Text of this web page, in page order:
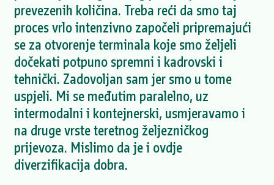
prevezenih količina. Treba reći da smo taj
proces vrlo intenzivno započeli pripremajući
se za otvorenje terminala koje smo željeli
dočekati potpuno spremni i kadrovski i
tehnički. Zadovoljan sam jer smo u tome
uspjeli. Mi se međutim paralelno, uz
intermodalni i kontejnerski, usmjeravamo i
na druge vrste teretnog željezničkog
prijevoza. Mislimo da je i ovdje
diverzifikacija dobra.